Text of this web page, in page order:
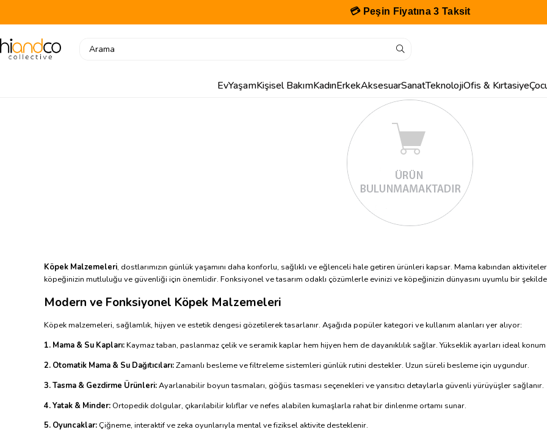
💳 Peşin Fiyatına 3 Taksit
EvYaşamKişisel BakımKadınErkekAksesuarSanatTeknolojiOfis & Kırtasiye
Köpek Malzemeleri, dostlarımızın günlük yaşamını daha konforlu, sağlıklı ve eğlenceli hale getiren ürünleri kapsar. Mama kabından
köpeğinizin mutluluğu ve güvenliği için önemlidir. Fonksiyonel ve tasarım odaklı çözümlerle evinizi ve köpeğinizin dünyasını uyumlu bir
Modern ve Fonksiyonel Köpek Malzemeleri
Köpek malzemeleri, sağlamlık, hijyen ve estetik dengesi gözetilerek tasarlanır. Aşağıda popüler kategori ve kullanım alanları yer alıyor:
1. Mama & Su Kapları:Kaymaz taban, paslanmaz çelik ve seramik kaplar hem hijyen hem de dayanıklılık sağlar. Yükseklik ayarları ideal
2. Otomatik Mama & Su Dağıtıcıları:Zamanlı besleme ve filtreleme sistemleri günlük rutini destekler. Uzun süreli besleme için uygundur.
3. Tasma & Gezdirme Ürünleri:Ayarlanabilir boyun tasmaları, göğüs tasması seçenekleri ve yansıtıcı detaylarla güvenli yürüyüşler sağlanır.
4. Yatak & Minder: Ortopedik dolgular, çıkarılabilir kılıflar ve nefes alabilen kumaşlarla rahat bir dinlenme ortamı sunar.
5. Oyuncaklar: Çiğneme, interaktif ve zeka oyunlarıyla mental ve fiziksel aktivite desteklenir.